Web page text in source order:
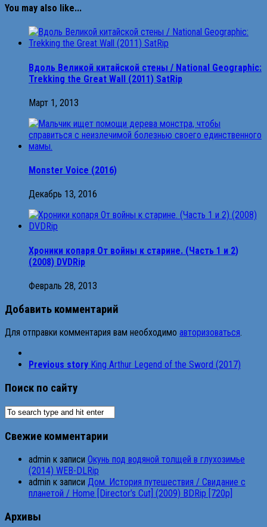
You may also like...
Вдоль Великой китайской стены / National Geographic:
Trekking the Great Wall (2011) SatRip
Март 1, 2013
Monster Voice (2016)
Декабрь 13, 2016
Хроники копаря От войны к старине. (Часть 1 и 2)
(2008) DVDRip
Февраль 28, 2013
Добавить комментарий
Для отправки комментария вам необходимо авторизоваться.
Previous story King Arthur Legend of the Sword (2017)
Поиск по сайту
Свежие комментарии
admin к записи Окунь под водяной толщей в глухозимье
(2014) WEB-DLRip
admin к записи Дом. История путешествия / Свидание с
планетой / Home [Director’s Cut] (2009) BDRip [720p]
Архивы